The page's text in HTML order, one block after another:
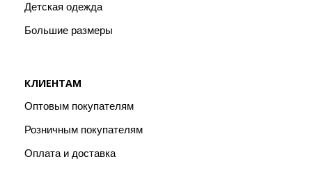
Детская одежда
Большие размеры
КЛИЕНТАМ
Оптовым покупателям
Розничным покупателям
Оплата и доставка